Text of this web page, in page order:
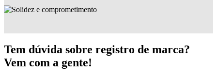
Tem dúvida sobre registro de marca?
Vem com a gente!